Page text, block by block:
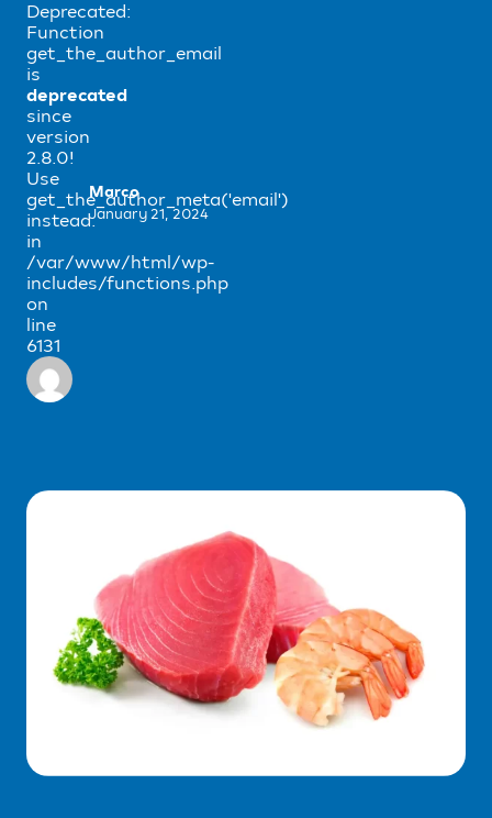
Deprecated:
Function
get_the_author_email
is
deprecated
since
version
2.8.0!
Use
get_the_author_meta('email')
instead.
in
/var/www/html/wp-
includes/functions.php
on
line
6131
Marco
January 21, 2024